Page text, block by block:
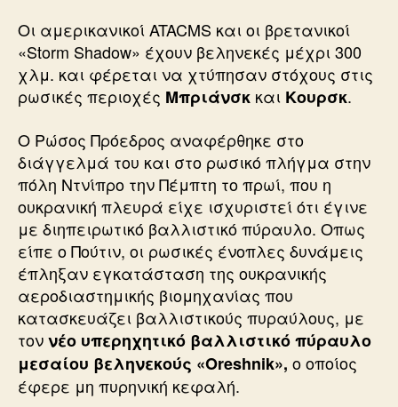
Οι αμερικανικοί ATACMS και οι βρετανικοί
«Storm Shadow» έχουν βεληνεκές μέχρι 300
χλμ. και φέρεται να χτύπησαν στόχους στις
ρωσικές περιοχές Mπριάνσκ και Κουρσκ.
Ο Ρώσος Πρόεδρος αναφέρθηκε στο
διάγγελμά του και στο ρωσικό πλήγμα στην
πόλη Ντνίπρο την Πέμπτη το πρωί, που η
ουκρανική πλευρά είχε ισχυριστεί ότι έγινε
με διηπειρωτικό βαλλιστικό πύραυλο. Οπως
είπε ο Πούτιν, οι ρωσικές ένοπλες δυνάμεις
έπληξαν εγκατάσταση της ουκρανικής
αεροδιαστημικής βιομηχανίας που
κατασκευάζει βαλλιστικούς πυραύλους, με
τοννέο υπερηχητικό βαλλιστικό πύραυλο
μεσαίου βεληνεκούς «Oreshnik», ο οποίος
έφερε μη πυρηνική κεφαλή.